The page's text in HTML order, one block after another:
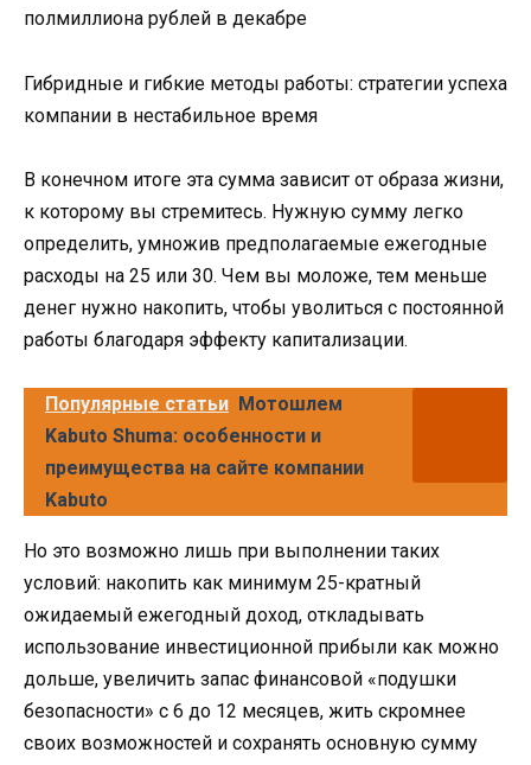
полмиллиона рублей в декабре
Гибридные и гибкие методы работы: стратегии успеха
компании в нестабильное время
В конечном итоге эта сумма зависит от образа жизни,
к которому вы стремитесь. Нужную сумму легко
определить, умножив предполагаемые ежегодные
расходы на 25 или 30. Чем вы моложе, тем меньше
денег нужно накопить, чтобы уволиться с постоянной
работы благодаря эффекту капитализации.
Популярные статьи Мотошлем
Kabuto Shuma: особенности и
преимущества на сайте компании
Kabuto
Но это возможно лишь при выполнении таких
условий: накопить как минимум 25-кратный
ожидаемый ежегодный доход, откладывать
использование инвестиционной прибыли как можно
дольше, увеличить запас финансовой «подушки
безопасности» с 6 до 12 месяцев, жить скромнее
своих возможностей и сохранять основную сумму